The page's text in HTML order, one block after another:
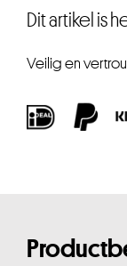
Dit artikel is
Veilig en